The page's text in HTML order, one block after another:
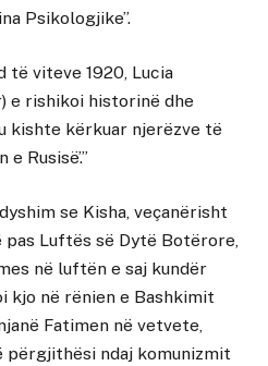
Psikologjike”.
të viteve 1920, Lucia
e rishikoi historinë dhe
kishte kërkuar njerëzve të
Rusisë’.”
se Kisha, veçanërisht
pas Luftës së Dytë Botërore,
në luftën e saj kundër
kjo në rënien e Bashkimit
Fatimen në vetvete,
përgjithësi ndaj komunizmit